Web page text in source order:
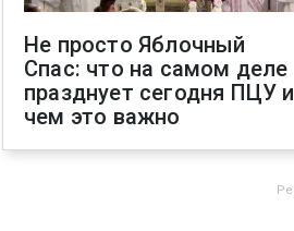
Не просто Яблочный
Спас: что на самом деле
празднует сегодня ПЦУ и
чем это важно